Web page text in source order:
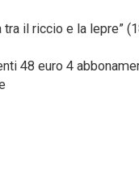
il riccio e la lepre”
48 euro 4